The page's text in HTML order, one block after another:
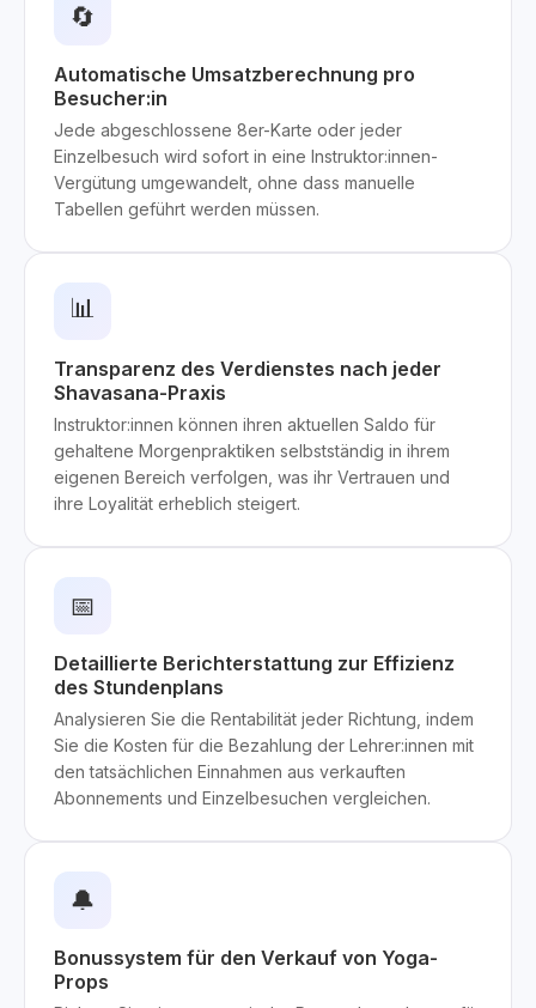
🔄
Automatische Umsatzberechnung pro
Besucher:in
Jede abgeschlossene 8er-Karte oder jeder
Einzelbesuch wird sofort in eine Instruktor:innen-
Vergütung umgewandelt, ohne dass manuelle
Tabellen geführt werden müssen.
📊
Transparenz des Verdienstes nach jeder
Shavasana-Praxis
Instruktor:innen können ihren aktuellen Saldo für
gehaltene Morgenpraktiken selbstständig in ihrem
eigenen Bereich verfolgen, was ihr Vertrauen und
ihre Loyalität erheblich steigert.
📅
Detaillierte Berichterstattung zur Effizienz
des Stundenplans
Analysieren Sie die Rentabilität jeder Richtung, indem
Sie die Kosten für die Bezahlung der Lehrer:innen mit
den tatsächlichen Einnahmen aus verkauften
Abonnements und Einzelbesuchen vergleichen.
🔔
Bonussystem für den Verkauf von Yoga-
Props